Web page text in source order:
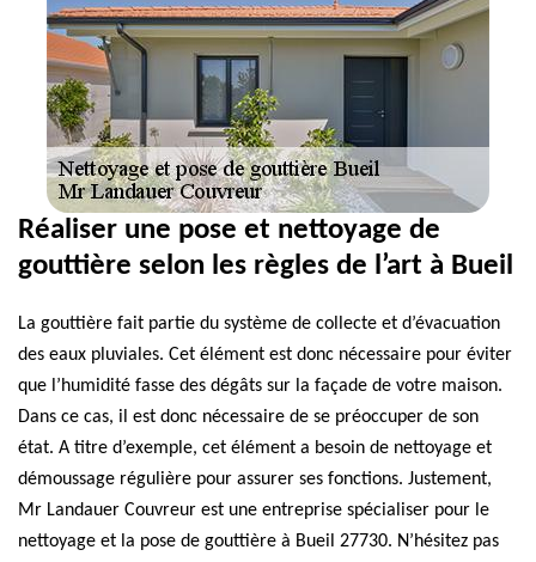
Réaliser une pose et nettoyage de
gouttière selon les règles de l’art à Bueil
La gouttière fait partie du système de collecte et d’évacuation
des eaux pluviales. Cet élément est donc nécessaire pour éviter
que l’humidité fasse des dégâts sur la façade de votre maison.
Dans ce cas, il est donc nécessaire de se préoccuper de son
état. A titre d’exemple, cet élément a besoin de nettoyage et
démoussage régulière pour assurer ses fonctions. Justement,
Mr Landauer Couvreur est une entreprise spécialiser pour le
nettoyage et la pose de gouttière à Bueil 27730. N’hésitez pas